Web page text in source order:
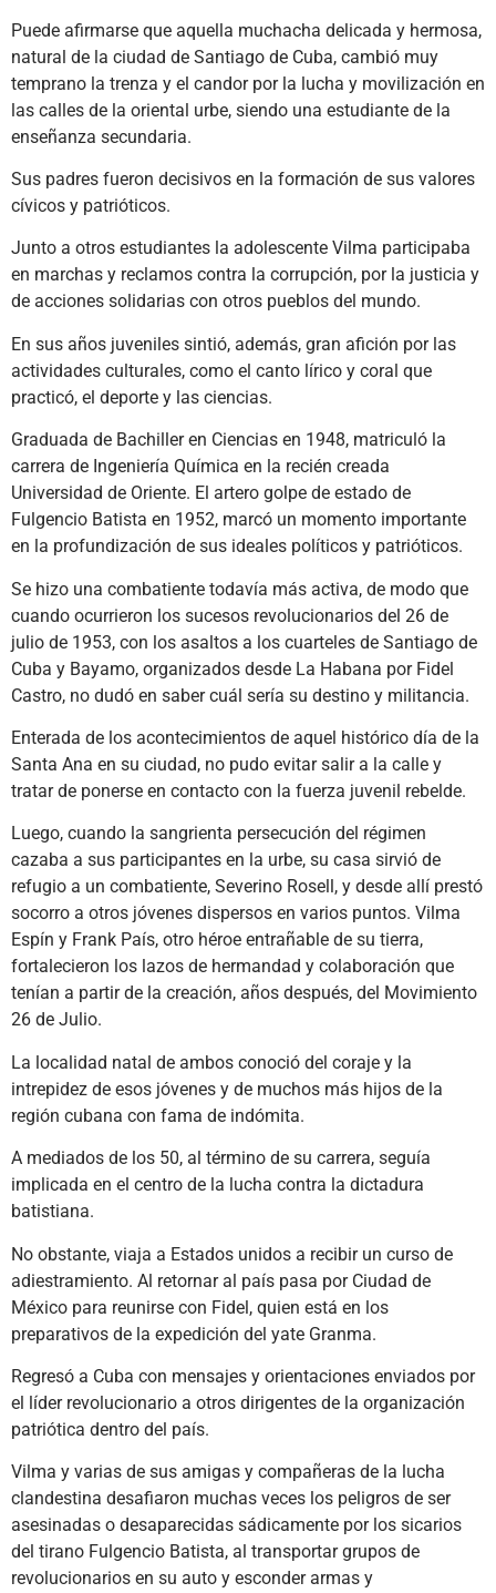
Puede afirmarse que aquella muchacha delicada y hermosa,
natural de la ciudad de Santiago de Cuba, cambió muy
temprano la trenza y el candor por la lucha y movilización en
las calles de la oriental urbe, siendo una estudiante de la
enseñanza secundaria.
Sus padres fueron decisivos en la formación de sus valores
cívicos y patrióticos.
Junto a otros estudiantes la adolescente Vilma participaba
en marchas y reclamos contra la corrupción, por la justicia y
de acciones solidarias con otros pueblos del mundo.
En sus años juveniles sintió, además, gran afición por las
actividades culturales, como el canto lírico y coral que
practicó, el deporte y las ciencias.
Graduada de Bachiller en Ciencias en 1948, matriculó la
carrera de Ingeniería Química en la recién creada
Universidad de Oriente. El artero golpe de estado de
Fulgencio Batista en 1952, marcó un momento importante
en la profundización de sus ideales políticos y patrióticos.
Se hizo una combatiente todavía más activa, de modo que
cuando ocurrieron los sucesos revolucionarios del 26 de
julio de 1953, con los asaltos a los cuarteles de Santiago de
Cuba y Bayamo, organizados desde La Habana por Fidel
Castro, no dudó en saber cuál sería su destino y militancia.
Enterada de los acontecimientos de aquel histórico día de la
Santa Ana en su ciudad, no pudo evitar salir a la calle y
tratar de ponerse en contacto con la fuerza juvenil rebelde.
Luego, cuando la sangrienta persecución del régimen
cazaba a sus participantes en la urbe, su casa sirvió de
refugio a un combatiente, Severino Rosell, y desde allí prestó
socorro a otros jóvenes dispersos en varios puntos. Vilma
Espín y Frank País, otro héroe entrañable de su tierra,
fortalecieron los lazos de hermandad y colaboración que
tenían a partir de la creación, años después, del Movimiento
26 de Julio.
La localidad natal de ambos conoció del coraje y la
intrepidez de esos jóvenes y de muchos más hijos de la
región cubana con fama de indómita.
A mediados de los 50, al término de su carrera, seguía
implicada en el centro de la lucha contra la dictadura
batistiana.
No obstante, viaja a Estados unidos a recibir un curso de
adiestramiento. Al retornar al país pasa por Ciudad de
México para reunirse con Fidel, quien está en los
preparativos de la expedición del yate Granma.
Regresó a Cuba con mensajes y orientaciones enviados por
el líder revolucionario a otros dirigentes de la organización
patriótica dentro del país.
Vilma y varias de sus amigas y compañeras de la lucha
clandestina desafiaron muchas veces los peligros de ser
asesinadas o desaparecidas sádicamente por los sicarios
del tirano Fulgencio Batista, al transportar grupos de
revolucionarios en su auto y esconder armas y